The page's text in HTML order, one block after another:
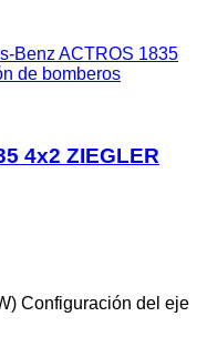
Benz ACTROS 1835
de bomberos
4x2 ZIEGLER
Configuración del eje